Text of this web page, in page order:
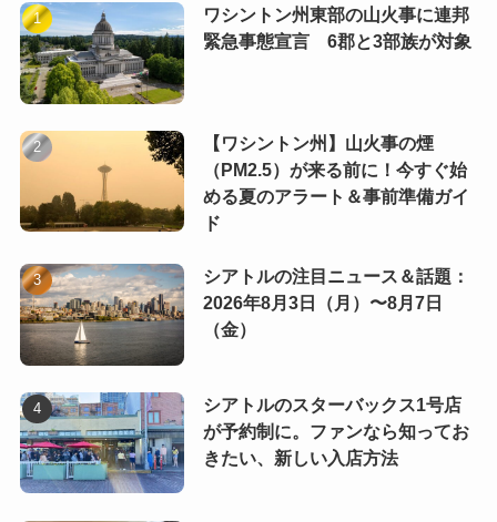
ワシントン州東部の山火事に連邦
緊急事態宣言 6郡と3部族が対象
【ワシントン州】山火事の煙
（PM2.5）が来る前に！今すぐ始
める夏のアラート＆事前準備ガイ
ド
シアトルの注目ニュース＆話題：
2026年8月3日（月）〜8月7日
（金）
シアトルのスターバックス1号店
が予約制に。ファンなら知ってお
きたい、新しい入店方法